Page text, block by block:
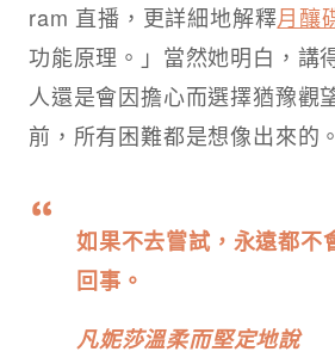
ram 直播，更詳細地解釋月釀
功能原理。」當然她明白，講
人還是會因擔心而選擇猶豫觀
前，所有困難都是想像出來的。
如果不去嘗試，永遠都不
回事。
凡妮莎溫柔而堅定地說